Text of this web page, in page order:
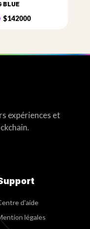
BLUE
$142000
expériences et
d'aide
légales